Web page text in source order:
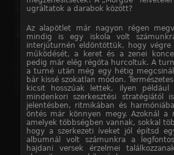
ugráltatok a darabok között?
Az alapötlet már nagyon régen
mindig is egy iskola volt
interjúturnén eldöntöttük, hogy végre
működését, a keret és a zenei
pedig már elég régóta hurcoltuk. A
a turné után még egy hétig
bár kissé szokatlan módon.
kicsit hosszúak lettek, ilyen
mindenkori szerkesztési stratégiától
jelentésben, ritmikában és
öntés már könnyen megy. Azoknál a
amelyek többségben vannak, sokkal
hogy a szerkezeti íveket jól építsd
albumnál volt számunkra a
hajdani versek érzelmei